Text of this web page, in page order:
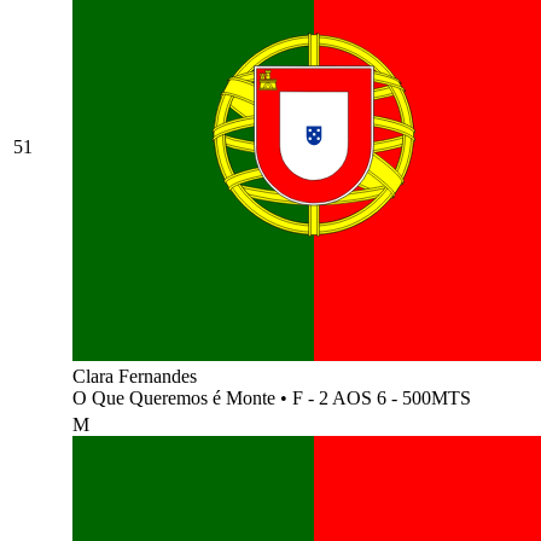
51
Clara Fernandes
O Que Queremos é Monte • F - 2 AOS 6 - 500MTS
M